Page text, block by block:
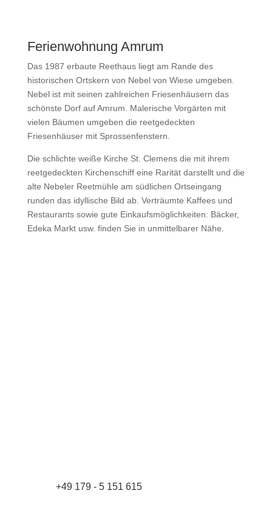
Ferienwohnung Amrum
Das 1987 erbaute Reethaus liegt am Rande des
historischen Ortskern von Nebel von Wiese umgeben.
Nebel ist mit seinen zahlreichen Friesenhäusern das
schönste Dorf auf Amrum. Malerische Vorgärten mit
vielen Bäumen umgeben die reetgedeckten
Friesenhäuser mit Sprossenfenstern.
Die schlichte weiße Kirche St. Clemens die mit ihrem
reetgedeckten Kirchenschiff eine Rarität darstellt und die
alte Nebeler Reetmühle am südlichen Ortseingang
runden das idyllische Bild ab. Verträumte Kaffees und
Restaurants sowie gute Einkaufsmöglichkeiten: Bäcker,
Edeka Markt usw. finden Sie in unmittelbarer Nähe.
+49 179 - 5 151 615